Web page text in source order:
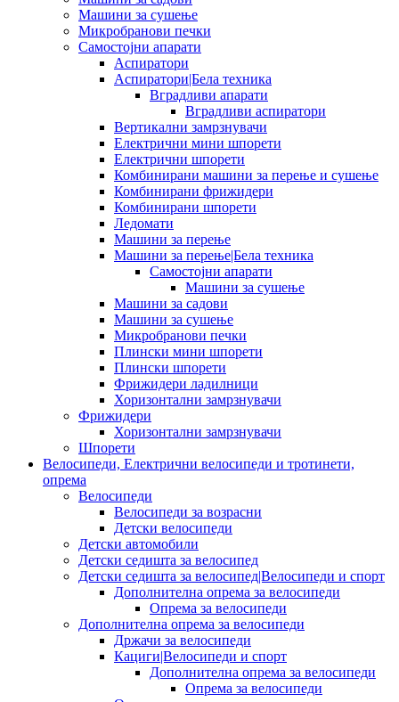
Машини за сушење
Микробранови печки
Самостојни апарати
Аспиратори
Аспиратори|Бела техника
Вградливи апарати
Вградливи аспиратори
Вертикални замрзнувачи
Електрични мини шпорети
Електрични шпорети
Комбинирани машини за перење и сушење
Комбинирани фрижидери
Комбинирани шпорети
Ледомати
Машини за перење
Машини за перење|Бела техника
Самостојни апарати
Машини за сушење
Машини за садови
Машини за сушење
Микробранови печки
Плински мини шпорети
Плински шпорети
Фрижидери ладилници
Хоризонтални замрзнувачи
Фрижидери
Хоризонтални замрзнувачи
Шпорети
Велосипеди, Електрични велосипеди и тротинети,
опрема
Велосипеди
Велосипеди за возрасни
Детски велосипеди
Детски автомобили
Детски седишта за велосипед
Детски седишта за велосипед|Велосипеди и спорт
Дополнителна опрема за велосипеди
Опрема за велосипеди
Дополнителна опрема за велосипеди
Држачи за велосипеди
Кациги|Велосипеди и спорт
Дополнителна опрема за велосипеди
Опрема за велосипеди